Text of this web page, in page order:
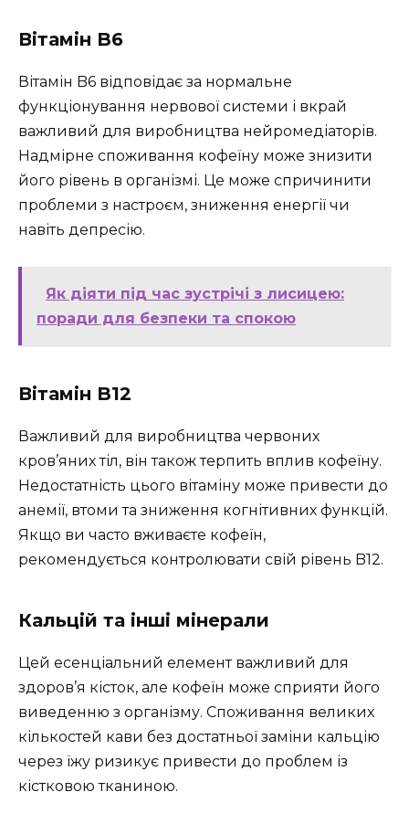
Вітамін B6
Вітамін B6 відповідає за нормальне
функціонування нервової системи і вкрай
важливий для виробництва нейромедіаторів.
Надмірне споживання кофеїну може знизити
його рівень в організмі. Це може спричинити
проблеми з настроєм, зниження енергії чи
навіть депресію.
Як діяти під час зустрічі з лисицею:
поради для безпеки та спокою
Вітамін B12
Важливий для виробництва червоних
кров’яних тіл, він також терпить вплив кофеїну.
Недостатність цього вітаміну може привести до
анемії, втоми та зниження когнітивних функцій.
Якщо ви часто вживаєте кофеїн,
рекомендується контролювати свій рівень B12.
Кальцій та інші мінерали
Цей есенціальний елемент важливий для
здоров’я кісток, але кофеїн може сприяти його
виведенню з організму. Споживання великих
кількостей кави без достатньої заміни кальцію
через їжу ризикує привести до проблем із
кістковою тканиною.